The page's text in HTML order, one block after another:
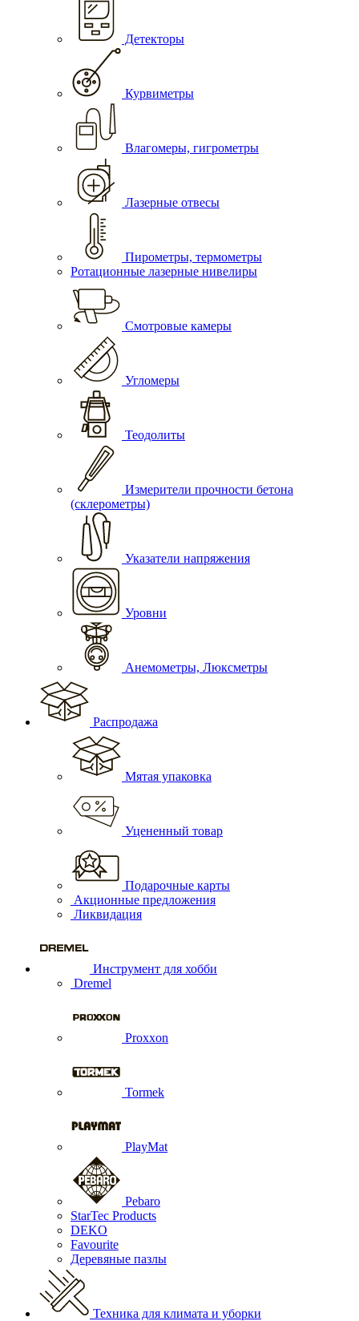
Детекторы
Курвиметры
Влагомеры, гигрометры
Лазерные отвесы
Пирометры, термометры
Ротационные лазерные нивелиры
Смотровые камеры
Угломеры
Теодолиты
Измерители прочности бетона
(склерометры)
Указатели напряжения
Уровни
Анемометры, Люксметры
Распродажа
Мятая упаковка
Уцененный товар
Подарочные карты
Акционные предложения
Ликвидация
Инструмент для хобби
Dremel
Proxxon
Tormek
PlayMat
Pebaro
StarTec Products
DEKO
Favourite
Деревяные пазлы
Техника для климата и уборки